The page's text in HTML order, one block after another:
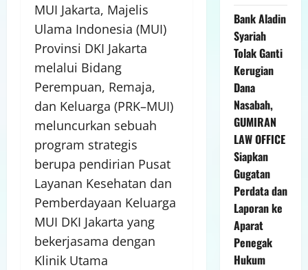
MUI Jakarta, Majelis
Ulama Indonesia (MUI)
Provinsi DKI Jakarta
melalui Bidang
Perempuan, Remaja,
dan Keluarga (PRK–MUI)
meluncurkan sebuah
program strategis
berupa pendirian Pusat
Layanan Kesehatan dan
Pemberdayaan Keluarga
MUI DKI Jakarta yang
bekerjasama dengan
Klinik Utama
Bank Aladin
Syariah
Tolak Ganti
Kerugian
Dana
Nasabah,
GUMIRAN
LAW OFFICE
Siapkan
Gugatan
Perdata dan
Laporan ke
Aparat
Penegak
Hukum